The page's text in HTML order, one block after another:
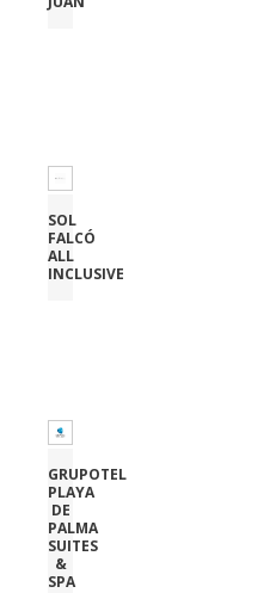
SOL
FALCÓ
ALL
INCLUSIVE
GRUPOTEL
PLAYA
DE
PALMA
SUITES
&
SPA